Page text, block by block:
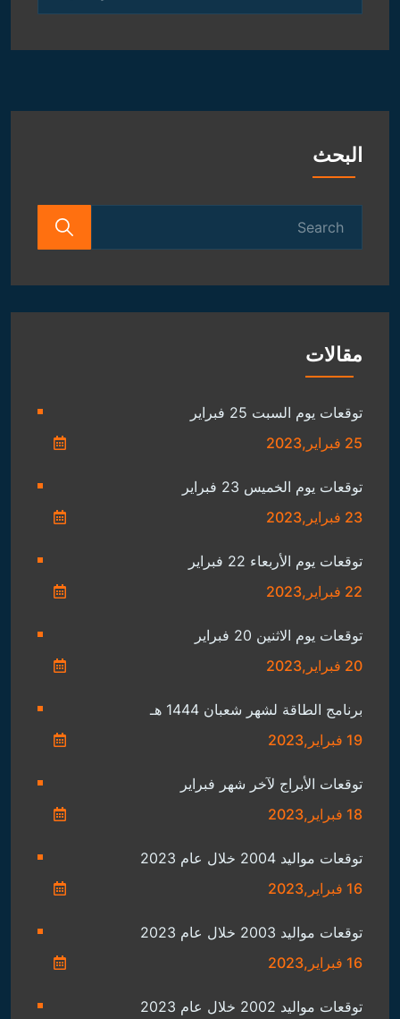
الفلكية
البحث
مقالات
توقعات يوم السبت 25 فبراير
25 فبراير,2023
توقعات يوم الخميس 23 فبراير
23 فبراير,2023
توقعات يوم الأربعاء 22 فبراير
22 فبراير,2023
توقعات يوم الاثنين 20 فبراير
20 فبراير,2023
برنامج الطاقة لشهر شعبان 1444 هـ
19 فبراير,2023
توقعات الأبراج لآخر شهر فبراير
18 فبراير,2023
توقعات مواليد 2004 خلال عام 2023
16 فبراير,2023
توقعات مواليد 2003 خلال عام 2023
16 فبراير,2023
توقعات مواليد 2002 خلال عام 2023